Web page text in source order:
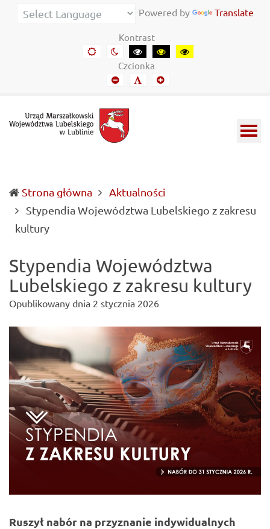
Urząd
Informacje
Lubelszczyźnie
Powered by Translate
Kontrast
Domyślny
kontrast
Kontrast
nocny
Kontrast
czarny-
biały
Kontrast
czarny-
Kontrast
żółto-
Czcionka
Mniejszy
font
Domyślny
font
Mniejszy
Strona główna
Aktualności
Stypendia Województwa Lubelskiego z zakresu
kultury(current)
Stypendia Województwa
Lubelskiego z zakresu kultury
Opublikowany dnia 2 stycznia 2026
Ruszył nabór na przyznanie indywidualnych